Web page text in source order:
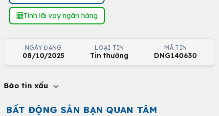
Tính lãi vay ngân hàng
NGÀY ĐĂNG
08/10/2025
LOẠI TIN
Tin thường
MÃ TIN
DNG140630
Báo tin xấu
BẤT ĐỘNG SẢN BẠN QUAN TÂM